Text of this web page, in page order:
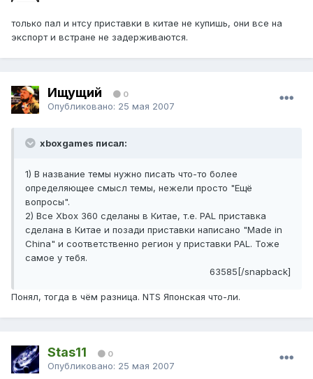
только пал и нтсу приставки в китае не купишь, они все на
экспорт и встране не задерживаются.
Ищущий 0
Опубликовано: 25 мая 2007
xboxgames писал:
1) В название темы нужно писать что-то более
определяющее смысл темы, нежели просто "Ещё
вопросы".
2) Все Xbox 360 сделаны в Китае, т.е. PAL приставка
сделана в Китае и позади приставки написано "Made in
China" и соответственно регион у приставки PAL. Тоже
самое у тебя.
63585[/snapback]
Понял, тогда в чём разница. NTS Японская что-ли.
Stas11 0
Опубликовано: 25 мая 2007